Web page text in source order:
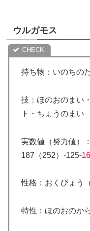
ウルガモス
持ち物：いのちの
技：ほのおのまい
ト・ちょうのまい
実数値（努力値）
187（252）-125-
性格：おくびょう
特性：ほのおのか